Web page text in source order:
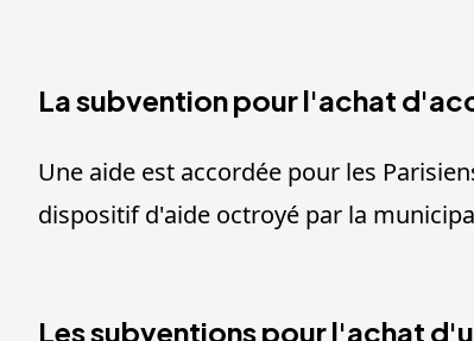
La subvention pour l'achat
Une aide est accordée pour les
dispositif d'aide octroyé par la
Les subventions pour l'achat